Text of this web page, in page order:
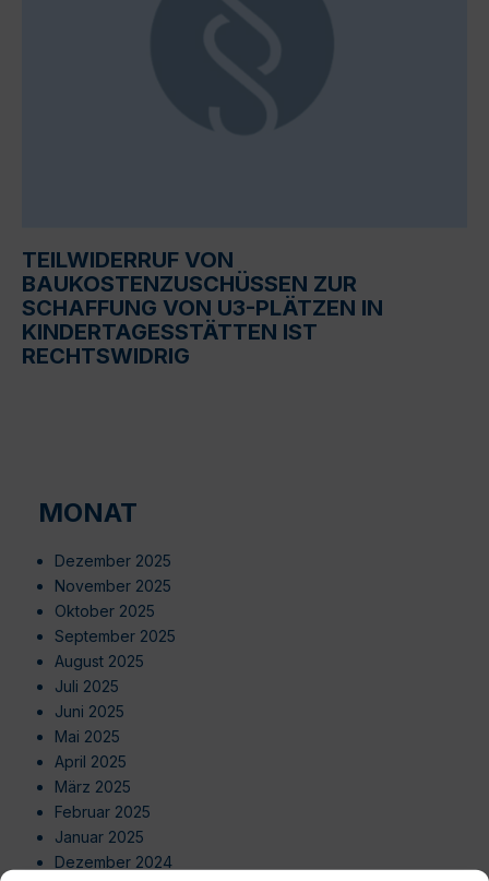
TEILWIDERRUF VON
BAUKOSTENZUSCHÜSSEN ZUR
SCHAFFUNG VON U3-PLÄTZEN IN
KINDERTAGESSTÄTTEN IST
RECHTSWIDRIG
MONAT
Dezember 2025
November 2025
Oktober 2025
September 2025
August 2025
Juli 2025
Juni 2025
Mai 2025
April 2025
März 2025
Februar 2025
Januar 2025
Dezember 2024